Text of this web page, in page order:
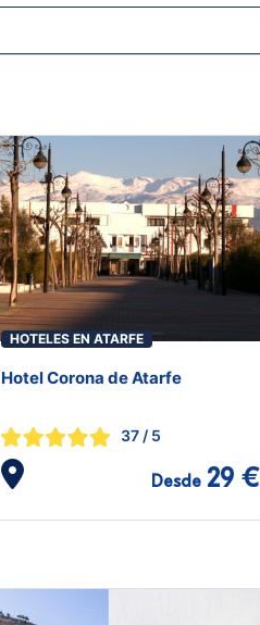
HOTELES EN ATARFE
Hotel Corona de Atarfe
37 / 5
Desde 29 €